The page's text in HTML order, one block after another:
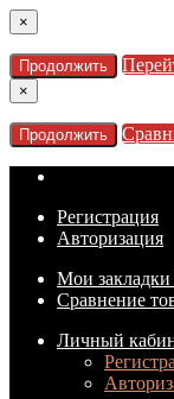
×
Продолжить
×
Продолжить
Регистрация
Авторизация
Мои закладки
Сравнение
Личный